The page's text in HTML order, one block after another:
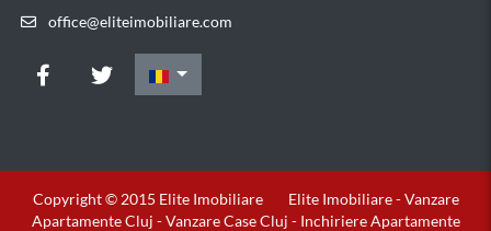
office@eliteimobiliare.com
Copyright © 2015 Elite Imobiliare
Elite Imobiliare - Vanzare
Apartamente Cluj - Vanzare Case Cluj - Inchiriere Apartamente